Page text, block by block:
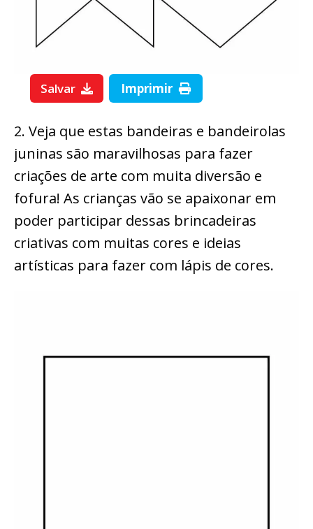
Salvar Imprimir
2. Veja que estas bandeiras e bandeirolas
juninas são maravilhosas para fazer
criações de arte com muita diversão e
fofura! As crianças vão se apaixonar em
poder participar dessas brincadeiras
criativas com muitas cores e ideias
artísticas para fazer com lápis de cores.